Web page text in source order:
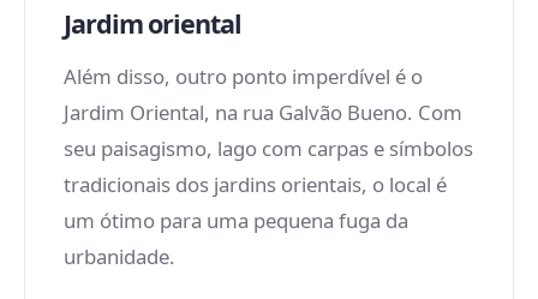
Jardim oriental
Além disso, outro ponto imperdível é o
Jardim Oriental, na rua Galvão Bueno. Com
seu paisagismo, lago com carpas e símbolos
tradicionais dos jardins orientais, o local é
um ótimo para uma pequena fuga da
urbanidade.